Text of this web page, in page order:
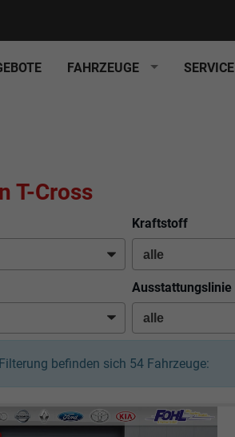
FAHRZEUGE SERVICE
T-Cross
Kraftstoff
Ausstattungslinie
befinden sich 54 Fahrzeuge: